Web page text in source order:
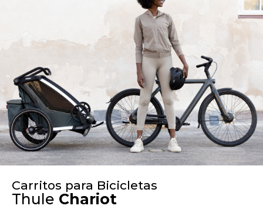
Carritos para Bicicletas
Thule Chariot